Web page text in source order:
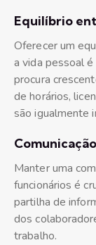
Equilíbrio
Oferecer um
a vida pessoal
procura
de horários,
são igualmente
Manter uma
funcionários é
partilha de
dos
trabalho.